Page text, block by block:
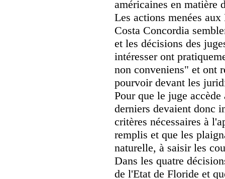
américaines en matière
Les actions menées
Costa Concordia
et les décisions des
intéresser ont
non conveniens" et ont
pourvoir devant les
Pour que le juge accède
derniers devaient donc
critères nécessaires à
remplis et que les
naturelle, à saisir les
Dans les quatre
de l'Etat de Floride et